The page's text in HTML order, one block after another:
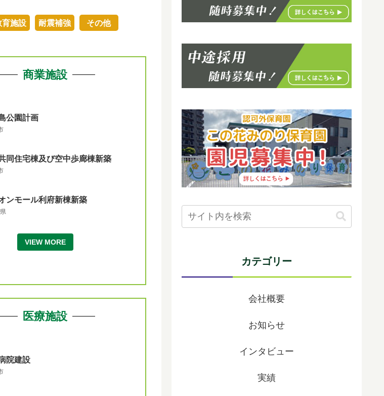
育施設 耐震補強 その他
商業施設
公園計画
同住宅棟及び空中歩廊棟新築
ンモール利府新棟新築
VIEW MORE
医療施設
院建設
カテゴリー
会社概要
お知らせ
インタビュー
実績